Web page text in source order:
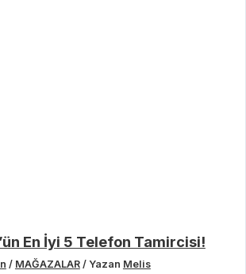
En İyi 5 Telefon Tamircisi!
/ MAĞAZALAR/ Yazan Melis